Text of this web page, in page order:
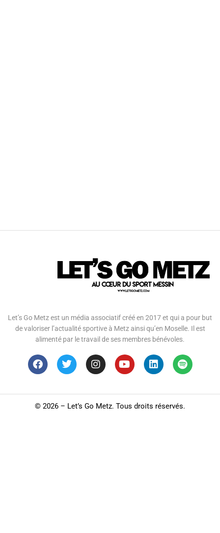
Let’s Go Metz est un média associatif créé en 2017 et qui a pour but
de valoriser l’actualité sportive à Metz ainsi qu’en Moselle. Il est
alimenté par le travail de ses membres bénévoles.
© 2026 – Let’s Go Metz. Tous droits réservés.